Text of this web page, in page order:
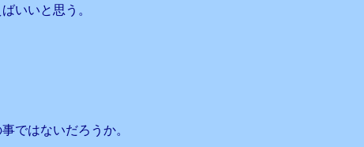
いいと思う。
ではないだろうか。